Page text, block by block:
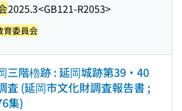
2025.3<GB121-R2053>
育委員会
三階櫓跡 : 延岡城跡第39・40
査 (延岡市文化財調査報告書 ;
集)